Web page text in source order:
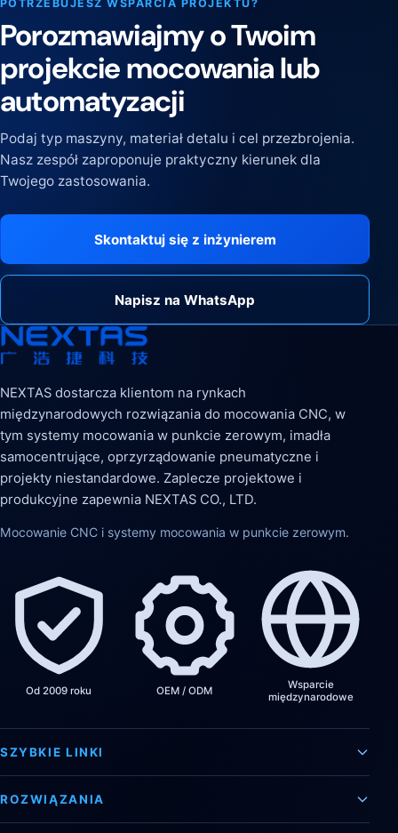
POTRZEBUJESZ WSPARCIA PROJEKTU?
Porozmawiajmy o Twoim
projekcie mocowania lub
automatyzacji
Podaj typ maszyny, materiał detalu i cel przezbrojenia.
Nasz zespół zaproponuje praktyczny kierunek dla
Twojego zastosowania.
Skontaktuj się z inżynierem
Napisz na WhatsApp
NEXTAS dostarcza klientom na rynkach
międzynarodowych rozwiązania do mocowania CNC, w
tym systemy mocowania w punkcie zerowym, imadła
samocentrujące, oprzyrządowanie pneumatyczne i
projekty niestandardowe. Zaplecze projektowe i
produkcyjne zapewnia NEXTAS CO., LTD.
Mocowanie CNC i systemy mocowania w punkcie zerowym.
Od 2009 roku OEM / ODM
Wsparcie
międzynarodowe
SZYBKIE LINKI
ROZWIĄZANIA